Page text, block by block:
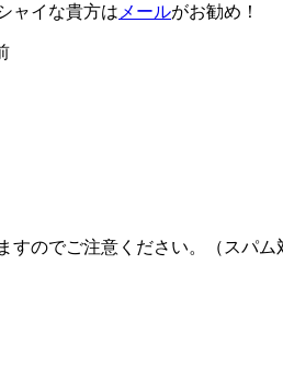
ャイな貴方は メールがお勧め！
すのでご注意ください。（スパム